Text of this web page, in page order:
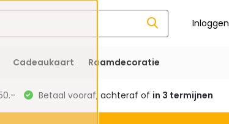
Inloggen
Cadeaukaart Raamdecoratie
Betaal vooraf, achteraf of in 3 termijnen